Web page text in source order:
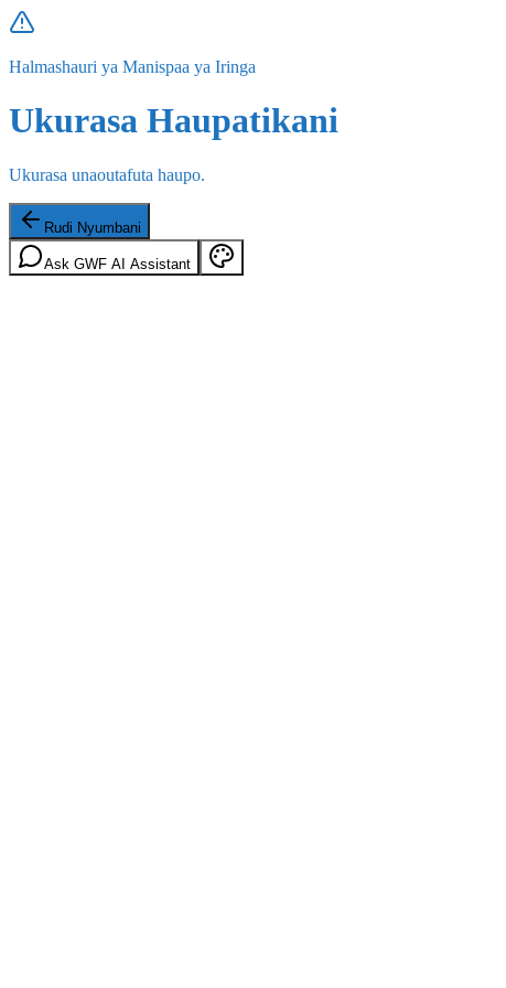
Halmashauri ya Manispaa ya Iringa
Ukurasa Haupatikani
Ukurasa unaoutafuta haupo.
Rudi Nyumbani
Ask GWF AI Assistant